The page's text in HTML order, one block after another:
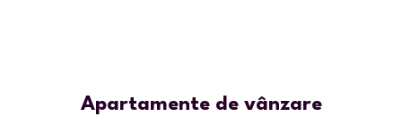
Apartamente de vânzare